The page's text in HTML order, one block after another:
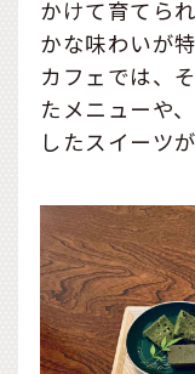
かけて育てら
かな味わいが特
カフェでは、
たメニューや
したスイーツ